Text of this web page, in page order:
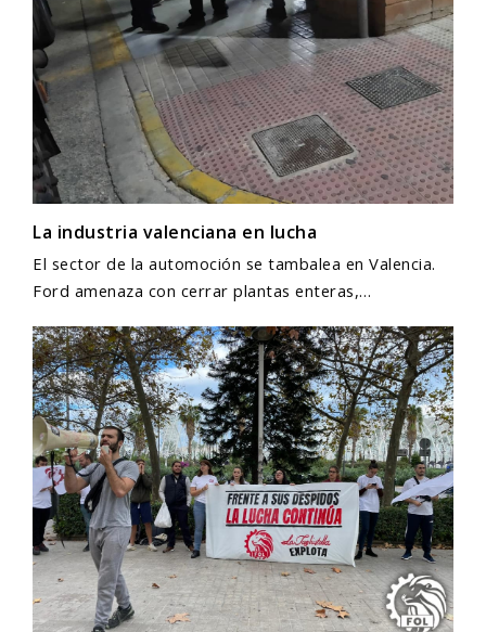
La industria valenciana en lucha
El sector de la automoción se tambalea en Valencia.
Ford amenaza con cerrar plantas enteras,…